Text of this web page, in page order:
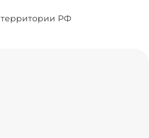
территории РФ